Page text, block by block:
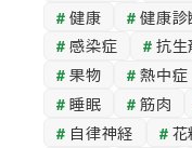
健康
健康診
感染症
抗生
果物
熱中症
睡眠
筋肉
自律神経
花